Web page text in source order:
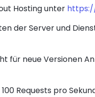
Hosting unter
der Server und
für neue Versionen
Requests pro